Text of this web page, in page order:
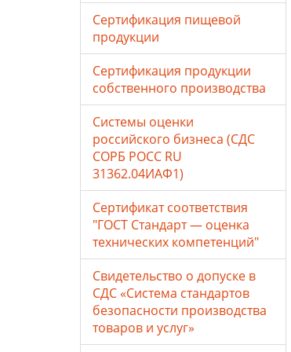
Сертификация пищевой
продукции
Сертификация продукции
собственного производства
Системы оценки
российского бизнеса (СДС
СОРБ РОСС RU
31362.04ИАФ1)
Сертификат соответствия
"ГОСТ Стандарт — оценка
технических компетенций"
Свидетельство о допуске в
СДС «Система стандартов
безопасности производства
товаров и услуг»